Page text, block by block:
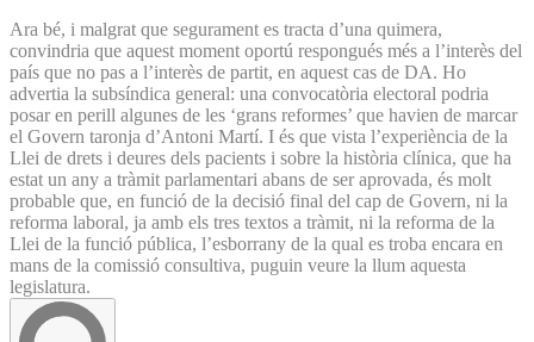
Ara bé, i malgrat que segurament es tracta d’una quimera,
convindria que aquest moment oportú respongués més a l’interès del
país que no pas a l’interès de partit, en aquest cas de DA. Ho
advertia la subsíndica general: una convocatòria electoral podria
posar en perill algunes de les ‘grans reformes’ que havien de marcar
el Govern taronja d’Antoni Martí. I és que vista l’experiència de la
Llei de drets i deures dels pacients i sobre la història clínica, que ha
estat un any a tràmit parlamentari abans de ser aprovada, és molt
probable que, en funció de la decisió final del cap de Govern, ni la
reforma laboral, ja amb els tres textos a tràmit, ni la reforma de la
Llei de la funció pública, l’esborrany de la qual es troba encara en
mans de la comissió consultiva, puguin veure la llum aquesta
legislatura.